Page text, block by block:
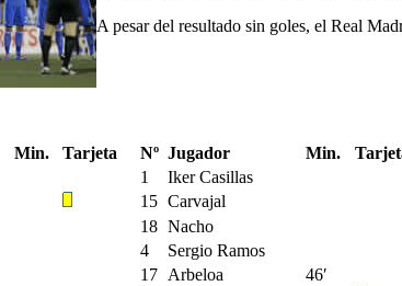
A pesar del resultado sin goles, el Real
Min. Tarjeta Nº Jugador Min.
1
Iker Casillas
15 Carvajal
18 Nacho
4
Sergio Ramos
17 Arbeloa
46′